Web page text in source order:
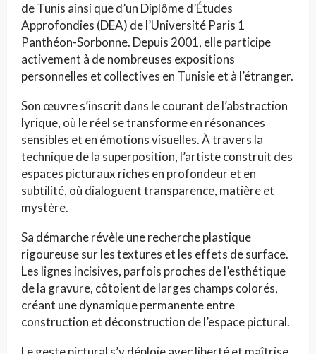
de Tunis ainsi que d’un Diplôme d’Études
Approfondies (DEA) de l’Université Paris 1
Panthéon-Sorbonne. Depuis 2001, elle participe
activement à de nombreuses expositions
personnelles et collectives en Tunisie et à l’étranger.
Son œuvre s’inscrit dans le courant de l’abstraction
lyrique, où le réel se transforme en résonances
sensibles et en émotions visuelles. À travers la
technique de la superposition, l’artiste construit des
espaces picturaux riches en profondeur et en
subtilité, où dialoguent transparence, matière et
mystère.
Sa démarche révèle une recherche plastique
rigoureuse sur les textures et les effets de surface.
Les lignes incisives, parfois proches de l’esthétique
de la gravure, côtoient de larges champs colorés,
créant une dynamique permanente entre
construction et déconstruction de l’espace pictural.